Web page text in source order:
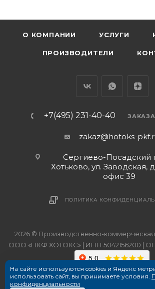
О КОМПАНИИ УСЛУГИ
ПРОИЗВОДИТЕЛИ
+7(495) 231-40-40
zakaz@hotoks-
Сергиево-Посадский
Хотьково, ул. Заводская,
офис 39
ПОЛИТИКА
2026 © Производственно-
ООО «ПКФ ХОТОКС» | ИНН 5042156200 |
На сайте используются cookies и Яндекс
использовать сайт, вы принимаете условия.
конфиденциальности